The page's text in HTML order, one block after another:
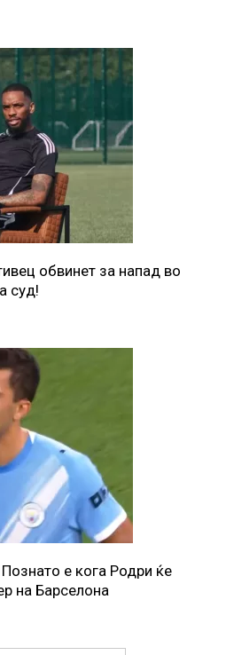
обвинет за напад во
суд!
е кога Родри ќе
на Барселона